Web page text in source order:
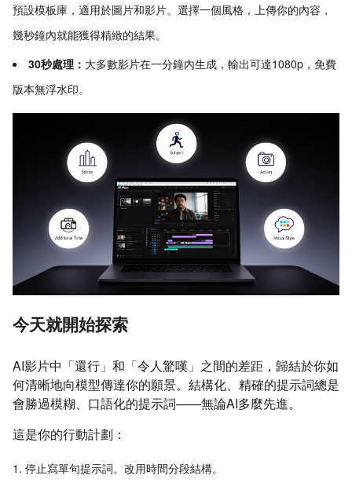
預設模板庫，適用於圖片和影片。選擇一個風格，上傳你的內容，
幾秒鐘內就能獲得精緻的結果。
30秒處理： 大多數影片在一分鐘內生成，輸出可達1080p，免費
版本無浮水印。
今天就開始探索
AI影片中「還行」和「令人驚嘆」之間的差距，歸結於你如
何清晰地向模型傳達你的願景。結構化、精確的提示詞總是
會勝過模糊、口語化的提示詞——無論AI多麼先進。
這是你的行動計劃：
停止寫單句提示詞。改用時間分段結構。